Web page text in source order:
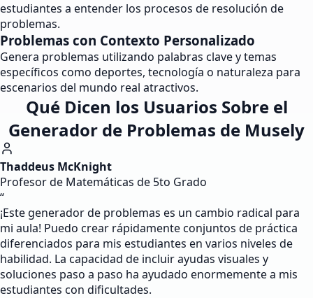
estudiantes a entender los procesos de resolución de
problemas.
Problemas con Contexto Personalizado
Genera problemas utilizando palabras clave y temas
específicos como deportes, tecnología o naturaleza para
escenarios del mundo real atractivos.
Qué Dicen los Usuarios Sobre el
Generador de Problemas de Musely
Thaddeus McKnight
Profesor de Matemáticas de 5to Grado
“
¡Este generador de problemas es un cambio radical para
mi aula! Puedo crear rápidamente conjuntos de práctica
diferenciados para mis estudiantes en varios niveles de
habilidad. La capacidad de incluir ayudas visuales y
soluciones paso a paso ha ayudado enormemente a mis
estudiantes con dificultades.